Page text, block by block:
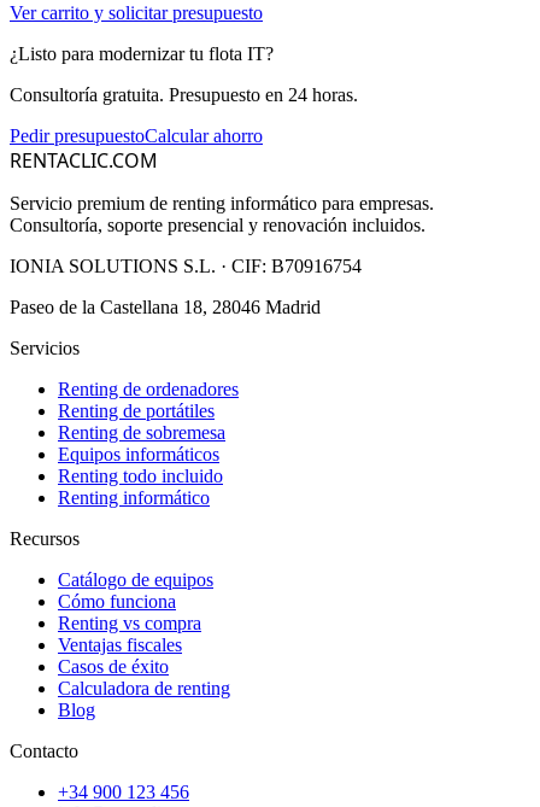
Ver carrito y solicitar presupuesto
¿Listo para modernizar tu flota IT?
Consultoría gratuita. Presupuesto en 24 horas.
Pedir presupuestoCalcular ahorro
RENTACLIC.COM
Servicio premium de renting informático para empresas.
Consultoría, soporte presencial y renovación incluidos.
IONIA SOLUTIONS S.L. · CIF: B70916754
Paseo de la Castellana 18, 28046 Madrid
Servicios
Renting de ordenadores
Renting de portátiles
Renting de sobremesa
Equipos informáticos
Renting todo incluido
Renting informático
Recursos
Catálogo de equipos
Cómo funciona
Renting vs compra
Ventajas fiscales
Casos de éxito
Calculadora de renting
Blog
Contacto
+34 900 123 456